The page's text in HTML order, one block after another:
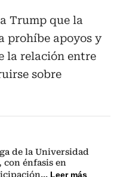
Trump que la
prohíbe apoyos y
la relación entre
sobre
de la Universidad
con énfasis en
... Leer más